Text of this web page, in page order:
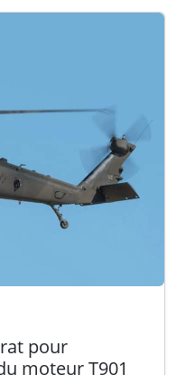
Millennium,…
pour
moteur T901